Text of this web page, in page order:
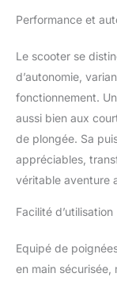
Performance et
Le scooter se
d’autonomie,
fonctionnement.
aussi bien aux
de plongée. Sa
appréciables,
véritable aventure
Facilité d’utilisation
Equipé de
en main sécurisée,